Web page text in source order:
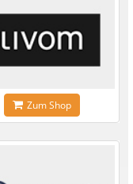
Zum Shop